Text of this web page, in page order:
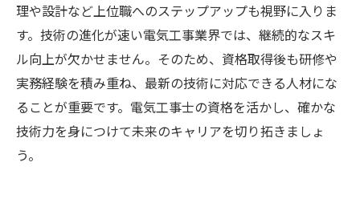
理や設計など上位職へのステップアップも視野に入りま
す。技術の進化が速い電気工事業界では、継続的なスキ
ル向上が欠かせません。そのため、資格取得後も研修や
実務経験を積み重ね、最新の技術に対応できる人材にな
ることが重要です。電気工事士の資格を活かし、確かな
技術力を身につけて未来のキャリアを切り拓きましょ
う。